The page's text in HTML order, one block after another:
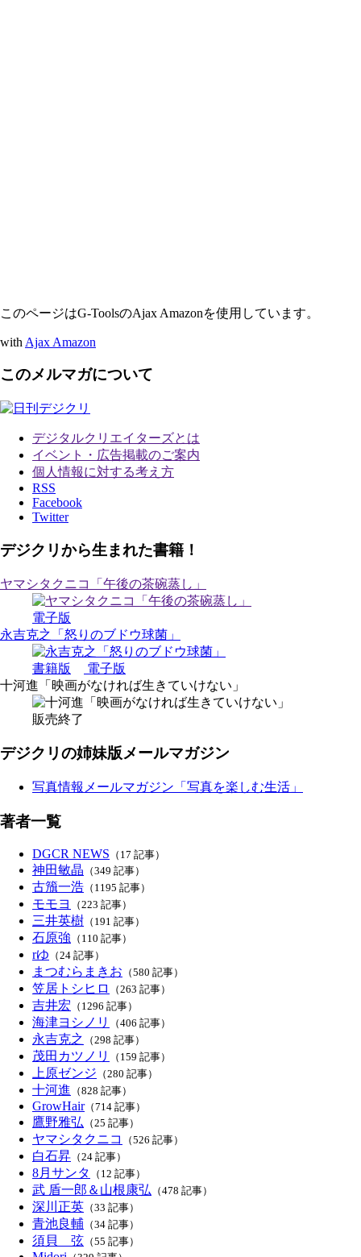
このページはG-ToolsのAjax Amazonを使用しています。
with Ajax Amazon
このメルマガについて
デジタルクリエイターズとは
イベント・広告掲載のご案内
個人情報に対する考え方
RSS
Facebook
Twitter
デジクリから生まれた書籍！
ヤマシタクニコ「午後の茶碗蒸し」
電子版
永吉克之「怒りのブドウ球菌」
書籍版
電子版
十河進「映画がなければ生きていけない」
販売終了
デジクリの姉妹版メールマガジン
写真情報メールマガジン「写真を楽しむ生活」
著者一覧
DGCR NEWS （17 記事）
神田敏晶 （349 記事）
古籏一浩 （1195 記事）
モモヨ （223 記事）
三井英樹 （191 記事）
石原強 （110 記事）
rゆ （24 記事）
まつむらまきお （580 記事）
笠居トシヒロ （263 記事）
吉井宏 （1296 記事）
海津ヨシノリ （406 記事）
永吉克之 （298 記事）
茂田カツノリ （159 記事）
上原ゼンジ （280 記事）
十河進 （828 記事）
GrowHair（714 記事）
鷹野雅弘 （25 記事）
ヤマシタクニコ （526 記事）
白石昇 （24 記事）
8月サンタ （12 記事）
武 盾一郎＆山根康弘 （478 記事）
深川正英 （33 記事）
青池良輔 （34 記事）
須貝 弦 （55 記事）